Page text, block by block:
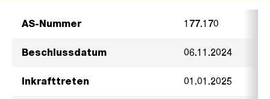
AS-Nummer 177.170
Beschlussdatum 06.11.2024
Inkrafttreten 01.01.2025